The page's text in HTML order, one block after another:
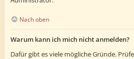
Nach oben
Warum kann ich mich nicht anmelden?
Dafür gibt es viele mögliche Gründe.